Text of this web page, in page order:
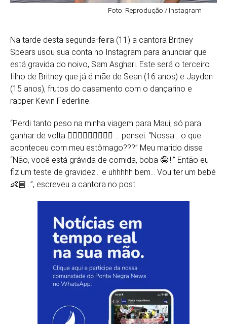
Foto: Reprodução / Instagram
Na tarde desta segunda-feira (11) a cantora Britney
Spears usou sua conta no Instagram para anunciar que
está gravida do noivo, Sam Asghari. Este será o terceiro
filho de Britney que já é mãe de Sean (16 anos) e Jayden
(15 anos), frutos do casamento com o dançarino e
rapper Kevin Federline.
“Perdi tanto peso na minha viagem para Maui, só para
ganhar de volta 🤷🏼‍♀️🤷🏼‍♀️🤷🏼‍♀️ … pensei: “Nossa… o que
aconteceu com meu estômago???” Meu marido disse
“Não, você está grávida de comida, boba 🤪!!!” Então eu
fiz um teste de gravidez… e uhhhhh bem… Vou ter um bebé
👶🏼…”, escreveu a cantora no post.